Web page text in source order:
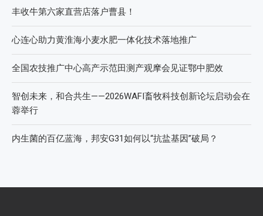
丰收牛第六家直营店落户曹县！
心连心助力黄淮海小麦水肥一体化技术落地推广
全国农技推广中心高产示范田测产观摩会见证鄂中肥效
智创未来，和合共生——2026WAFI畜牧科技创新论坛启动会在
蓉举行
内生菌的百亿蓝海，邦安G31如何以“抗盐基因”破局？